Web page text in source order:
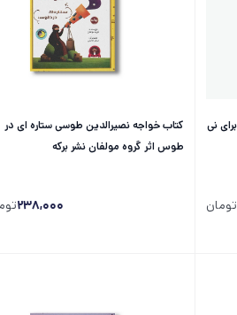
نی
تومان
کتاب خواجه نصیرالدین طوسی ستاره ای در
طوس اثر گروه مولفان نشر برکه
238,000